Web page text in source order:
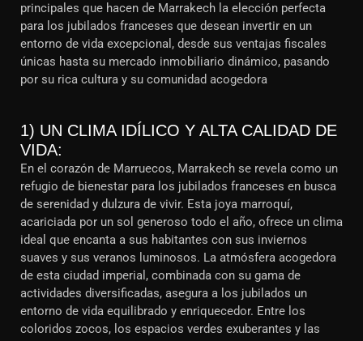
principales que hacen de Marrakech la elección perfecta
para los jubilados franceses que desean invertir en un
entorno de vida excepcional, desde sus ventajas fiscales
únicas hasta su mercado inmobiliario dinámico, pasando
por su rica cultura y su comunidad acogedora
1) UN CLIMA IDÍLICO Y ALTA CALIDAD DE
VIDA:
En el corazón de Marruecos, Marrakech se revela como un
refugio de bienestar para los jubilados franceses en busca
de serenidad y dulzura de vivir. Esta joya marroquí,
acariciada por un sol generoso todo el año, ofrece un clima
ideal que encanta a sus habitantes con sus inviernos
suaves y sus veranos luminosos. La atmósfera acogedora
de esta ciudad imperial, combinada con su gama de
actividades diversificadas, asegura a los jubilados un
entorno de vida equilibrado y enriquecedor. Entre los
coloridos zocos, los espacios verdes exuberantes y las